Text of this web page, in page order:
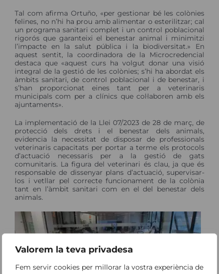
Valorem la teva privadesa
Fem servir cookies per millorar la vostra experiència de
Tal com afirma Ortuño, «per gestionar bé les colònies
felines, no n’hi ha prou amb alimentar o esterilitzar; cal
un programa sanitari complet i un control poblacional
rigorós que garanteixi el benestar animal i minimitzi
l’impacte en la salut pública i la biodiversitat.» En
aquest sentit, la coordinadora de la Microcredencial
destaca que «aquest curs ha volgut donar una visió
integral de la gestió de les colònies; s’hi ha abordat els
àmbits sanitari, de control poblacional i de benestar, i
s’han proporcionat eines tant per a veterinaris
municipals com per a clínics que col·laboren amb els
ajuntaments».
La implementació de la Llei 07/2023 de 28 de març, de
protecció dels drets i el benestar dels animals,
evidencia la necessitat de disposar de professionals
veterinaris capacitats per portar a terme els protocols
d’actuació necessaris per a la gestió de gats
comunitaris. La figura del veterinari és clau, ja que és
responsable de dissenyar plans d’actuació, supervisar-
los i vetllar pel correcte funcionament de la colònia
tant en l’àmbit sanitari com en el del benestar dels
animals.